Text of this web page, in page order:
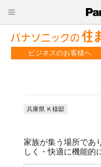
ビジネスのお客様へ
兵庫県 Ｋ様邸
家族が集う場所であ
しく・快適に機能的